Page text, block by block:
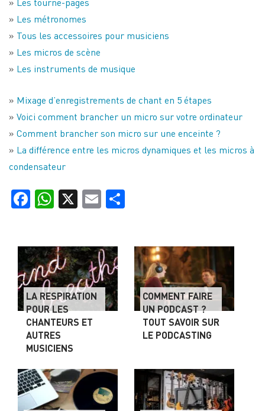
» Les métronomes
» Tous les accessoires pour musiciens
» Les micros de scène
» Les instruments de musique
» Mixage d’enregistrements de chant en 5 étapes
» Voici comment brancher un micro sur votre ordinateur
» Comment brancher son micro sur une enceinte ?
» La différence entre les micros dynamiques et les micros à
condensateur
FacebookWhatsApp Email
LA RESPIRATION
POUR LES
CHANTEURS ET
AUTRES
MUSICIENS
COMMENT FAIRE
UN PODCAST ?
TOUT SAVOIR SUR
LE PODCASTING